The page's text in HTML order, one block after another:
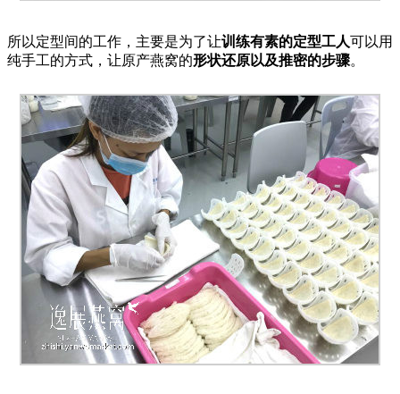
所以定型间的工作，主要是为了让训练有素的定型工人可以用
纯手工的方式，让原产燕窝的形状还原以及推密的步骤。